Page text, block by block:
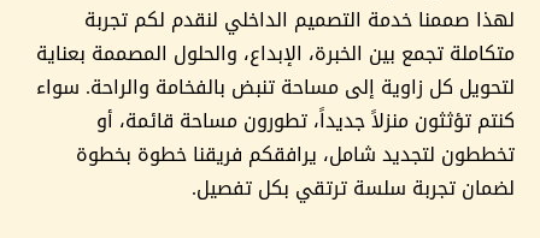
لهذا صممنا خدمة التصميم الداخلي لنقدم لكم تجربة
متكاملة تجمع بين الخبرة، الإبداع، والحلول المصممة بعناية
لتحويل كل زاوية إلى مساحة تنبض بالفخامة والراحة. سواء
كنتم تؤثثون منزلاً جديداً، تطورون مساحة قائمة، أو
تخططون لتجديد شامل، يرافقكم فريقنا خطوة بخطوة
لضمان تجربة سلسة ترتقي بكل تفصيل.